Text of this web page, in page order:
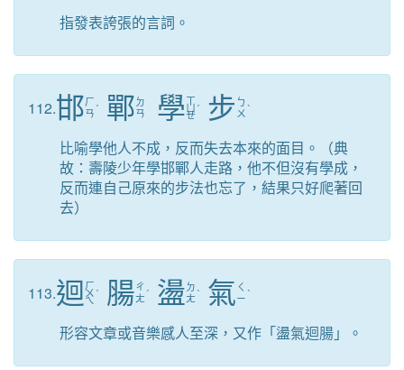
指發表誇張的言詞。
112.邯ㄏ
ㄢ ˊ 鄲 ㄉ
ㄢ
學ㄒ
ㄩ
ㄝ
ˊ 步 ㄅ
ㄨ ˋ
比喻學他人不成，反而失去本來的面目。（典
故：壽陵少年學邯鄲人走路，他不但沒有學成，
反而連自己原來的步法也忘了，結果只好爬著回
去）
113.迴 ㄏ
ㄨ
ㄟ
ˊ 腸ㄔ
ㄤ ˊ 盪 ㄉ
ㄤˋ 氣 ㄑ
ㄧˋ
形容文章或音樂感人至深，又作「盪氣迴腸」。